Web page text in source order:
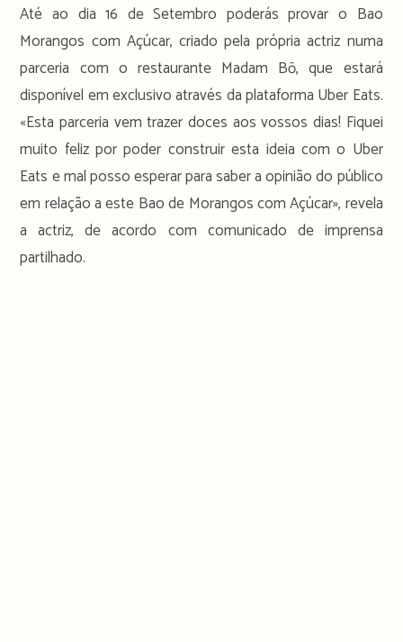
Até ao dia 16 de Setembro poderás provar o Bao
Morangos com Açúcar, criado pela própria actriz numa
parceria com o restaurante Madam Bō, que estará
disponível em exclusivo através da plataforma Uber Eats.
«Esta parceria vem trazer doces aos vossos dias! Fiquei
muito feliz por poder construir esta ideia com o Uber
Eats e mal posso esperar para saber a opinião do público
em relação a este Bao de Morangos com Açúcar», revela
a actriz, de acordo com comunicado de imprensa
partilhado.